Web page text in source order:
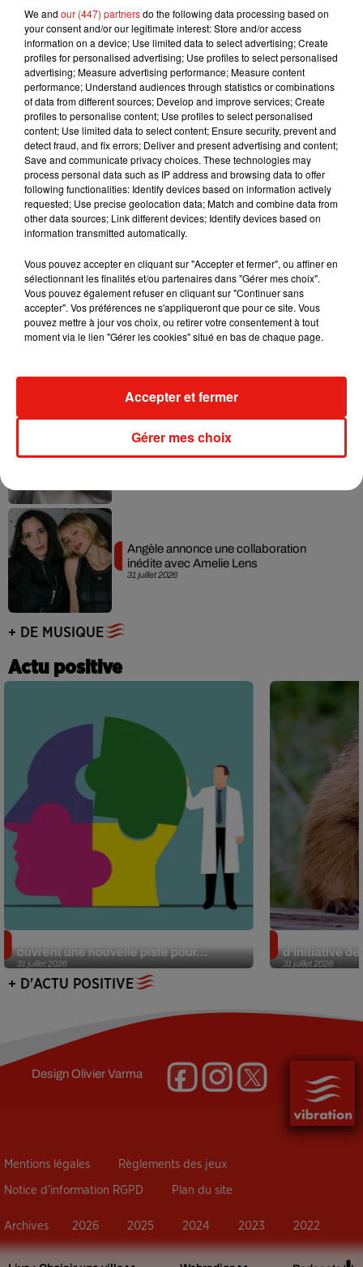
5 août 2026
Benny Blanco invite Selena Gomez et
Becky G sur son nouveau single
4 août 2026
Tiny Desk invite Charlie Puth pour une
live session solaire
Ariana Grande prendra une pause après
sa tournée mondiale
Grand Corps Malade emmène Styleto
en road-trip dans son nouveau clip
Ariana Grande se libère dans son nouvel
album « Petals »
31 juillet 2026
Angèle annonce une collaboration
inédite avec Amelie Lens
+ DE MUSIQUE
Actu positive
31 juillet 2026
ouvrent une nouvelle piste pour...
31 juillet 2026
d’initiative
+ D'ACTU POSITIVE
DesignOlivier Varma
Mentions légales Règlements des jeux
Notice d’information RGPD Plan du site
Archives 2026 2025 2024 2023 2022
We and our (447) partnersdo the following data processing based on
your consent and/or our legitimate interest: Store and/or access
information on a device; Use limited data to select advertising; Create
profiles for personalised advertising; Use profiles to select personalised
advertising; Measure advertising performance; Measure content
performance; Understand audiences through statistics or combinations
of data from different sources; Develop and improve services; Create
profiles to personalise content; Use profiles to select personalised
content; Use limited data to select content; Ensure security, prevent and
detect fraud, and fix errors; Deliver and present advertising and content;
Save and communicate privacy choices. These technologies may
process personal data such as IP address and browsing data to offer
following functionalities: Identify devices based on information actively
requested; Use precise geolocation data; Match and combine data from
other data sources; Link different devices; Identify devices based on
information transmitted automatically.
Vous pouvez accepter en cliquant sur "Accepter et fermer", ou affiner en
sélectionnant les finalités et/ou partenaires dans "Gérer mes choix".
Vous pouvez également refuser en cliquant sur "Continuer sans
accepter". Vos préférences ne s'appliqueront que pour ce site. Vous
pouvez mettre à jour vos choix, ou retirer votre consentement à tout
moment via le lien "Gérer les cookies" situé en bas de chaque page.
Gérer mes choix
Accepter et fermer